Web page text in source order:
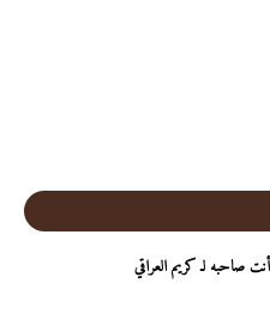
صاحبه لـ كريم العراقي